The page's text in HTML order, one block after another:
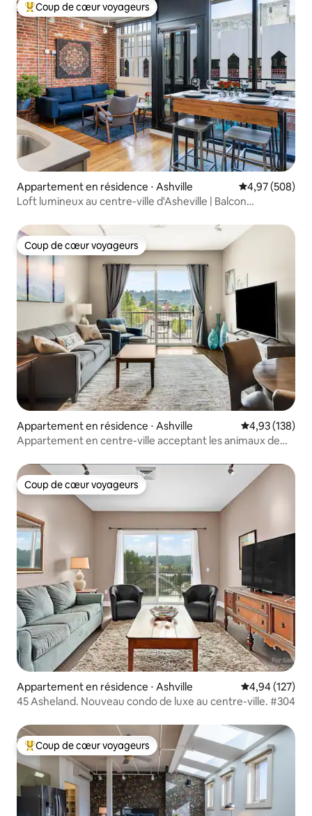
Coups de cœur voyageurs les plus appréciés
Coup de cœur voyageurs
Appartement en résidence ⋅ Ashville Évaluation
4,97 (508)
Loft lumineux au centre-ville d'Asheville | Balcon
Coup de cœur voyageurs
Coup de cœur voyageurs
Appartement en résidence ⋅ Ashville Évaluation
4,93 (138)
Appartement en centre-ville acceptant les animaux de
Coup de cœur voyageurs
Coup de cœur voyageurs
Appartement en résidence ⋅ Ashville Évaluation
4,94 (127)
45 Asheland. Nouveau condo de luxe au centre-ville. #304
Coups de cœur voyageurs les plus appréciés
Coup de cœur voyageurs